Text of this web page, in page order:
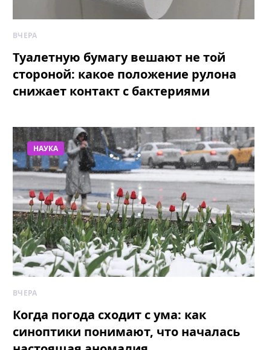
ВЧЕРА
Туалетную бумагу вешают не той
стороной: какое положение рулона
снижает контакт с бактериями
НАУКА
ВЧЕРА
Когда погода сходит с ума: как
синоптики понимают, что началась